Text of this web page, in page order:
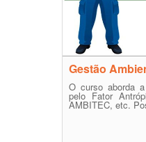
Gestão
O curso aborda
pelo Fator
AMBITEC, etc.